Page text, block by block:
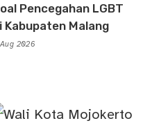
Pencegahan LGBT
Kabupaten Malang
2026